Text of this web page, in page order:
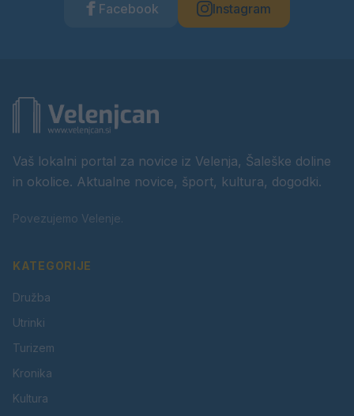
Facebook Instagram
Vaš lokalni portal za novice iz Velenja, Šaleške doline
in okolice. Aktualne novice, šport, kultura, dogodki.
Povezujemo Velenje.
KATEGORIJE
Družba
Utrinki
Turizem
Kronika
Kultura